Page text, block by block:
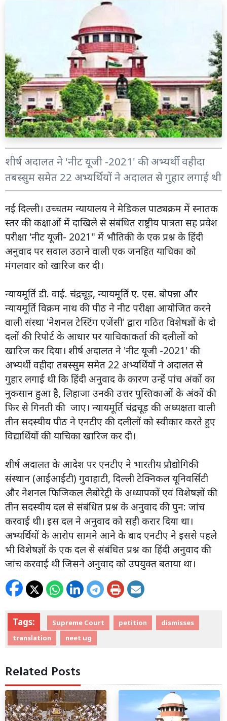
शीर्ष अदालत ने 'नीट यूजी -2021' की अभ्यर्थी वहीदा
तबस्सुम समेत 22 अभ्यर्थियों ने अदालत से गुहार लगाई थी
नई दिल्ली। उच्चतम न्यायालय ने मेडिकल पाठ्यक्रम में स्नातक
स्तर की कक्षाओं में दाखिले से संबंधित राष्ट्रीय पात्रता सह प्रवेश
परीक्षा 'नीट यूजी- 2021" में भौतिकी के एक प्रश्न के हिंदी
अनुवाद पर सवाल उठाने वाली एक जनहित याचिका को
मंगलवार को खारिज कर दी।
न्यायमूर्ति डी. वाई. चंद्रचूड़, न्यायमूर्ति ए. एस. बोपन्ना और
न्यायमूर्ति विक्रम नाथ की पीठ ने नीट परीक्षा आयोजित करने
वाली संस्था 'नेशनल टेस्टिंग एजेंसी' द्वारा गठित विशेषज्ञों के दो
दलों की रिपोर्ट के आधार पर याचिकाकर्ता की दलीलों को
खारिज कर दिया। शीर्ष अदालत ने 'नीट यूजी -2021' की
अभ्यर्थी वहीदा तबस्सुम समेत 22 अभ्यर्थियों ने अदालत से
गुहार लगाई थी कि हिंदी अनुवाद के कारण उन्हें पांच अंकों का
नुकसान हुआ है, लिहाजा उनकी उत्तर पुस्तिकाओं के अंकों की
फिर से गिनती की जाए। न्यायमूर्ति चंद्रचूड़ की अध्यक्षता वाली
तीन सदस्यीय पीठ ने एनटीए की दलीलों को स्वीकार करते हुए
विद्यार्थियों की याचिका खारिज कर दी।
शीर्ष अदालत के आदेश पर एनटीए ने भारतीय प्रौद्योगिकी
संस्थान (आईआईटी) गुवाहाटी, दिल्ली टेक्निकल यूनिवर्सिटी
और नेशनल फिजिकल लैबोरेट्री के अध्यापकों एवं विशेषज्ञों की
तीन सदस्यीय दल से संबंधित प्रश्न के अनुवाद की पुन: जांच
करवाई थी। इस दल ने अनुवाद को सही करार दिया था।
अभ्यर्थियों के आरोप सामने आने के बाद एनटीए ने इससे पहले
भी विशेषज्ञों के एक दल से संबंधित प्रश्न का हिंदी अनुवाद की
जांच करवाई थी जिसने अनुवाद को उपयुक्त बताया था।
Tags: Supreme Court petition
dismisses
translation
neet ug
Related Posts